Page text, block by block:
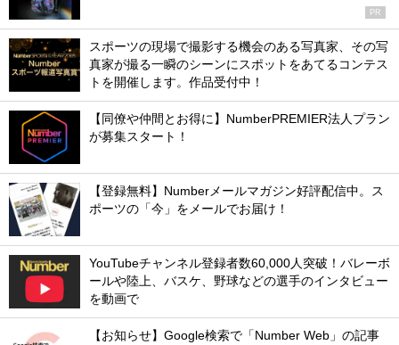
PR
スポーツの現場で撮影する機会のある写真家、その写
真家が撮る一瞬のシーンにスポットをあてるコンテス
トを開催します。作品受付中！
【同僚や仲間とお得に】NumberPREMIER法人プラン
が募集スタート！
【登録無料】Numberメールマガジン好評配信中。ス
ポーツの「今」をメールでお届け！
YouTubeチャンネル登録者数60,000人突破！バレーボ
ールや陸上、バスケ、野球などの選手のインタビュー
を動画で
【お知らせ】Google検索で「Number Web」の記事